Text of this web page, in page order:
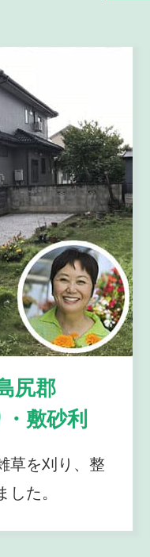
尻郡
敷砂利
草を刈り、整
た。